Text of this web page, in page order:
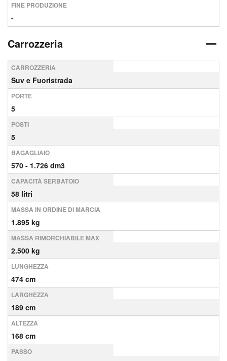
FINE PRODUZIONE
-
Carrozzeria
CARROZZERIA
Suv e Fuoristrada
PORTE
5
POSTI
5
BAGAGLIAIO
570 - 1.726 dm3
CAPACITÀ SERBATOIO
58 litri
MASSA IN ORDINE DI MARCIA
1.895 kg
MASSA RIMORCHIABILE MAX
2.500 kg
LUNGHEZZA
474 cm
LARGHEZZA
189 cm
ALTEZZA
168 cm
PASSO